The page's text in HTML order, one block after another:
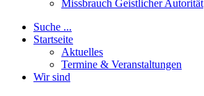
Missbrauch Geistlicher Autorität
Suche ...
Startseite
Aktuelles
Termine & Veranstaltungen
Wir sind